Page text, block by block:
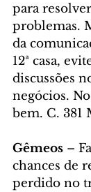
para
problemas.
da
12ª casa,
discussões
negócios.
bem. C. 381
Gêmeos –
chances de
perdido no